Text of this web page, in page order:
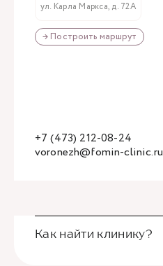
ул. Карла Маркса, д. 72А
→ Построить маршрут
voronezh@fomin-clinic.ru
+7 (473) 212-08-24
Как найти клинику?